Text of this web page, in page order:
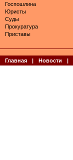
Госпошлина
Юристы
Суды
Прокуратура
Приставы
Главная | Новости |